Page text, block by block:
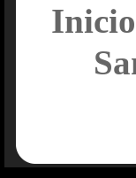
Inicio